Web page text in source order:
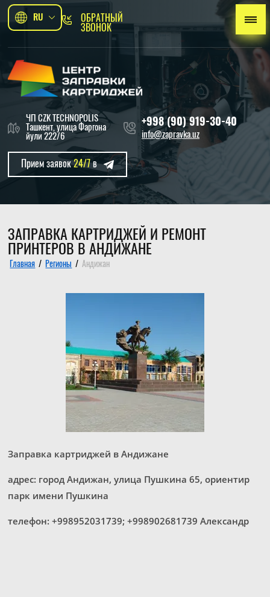
RU
ОБРАТНЫЙ
ЗВОНОК
ЧП CZK TECHNOPOLIS
Ташкент, улица Фаргона
йули 222/6
+998 (90) 919-30-40
info@zapravka.uz
Прием заявок24/7в
ЗАПРАВКА КАРТРИДЖЕЙ И РЕМОНТ
ПРИНТЕРОВ В АНДИЖАНЕ
Главная / Регионы / Андижан
Заправка картриджей в Андижане
адрес: город Андижан, улица Пушкина 65, ориентир
парк имени Пушкина
телефон: +998952031739; +998902681739 Александр